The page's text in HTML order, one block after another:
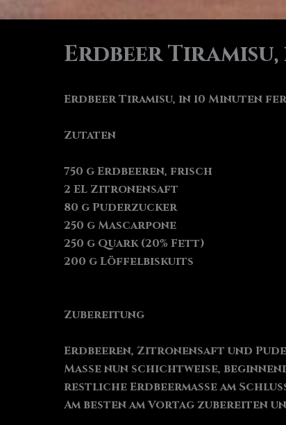
Erdbeer
Erdbeer Tiramisu, in 10 Minuten
Zutaten
750 g Erdbeeren, frisch
2 EL Zitronensaft
80 g Puderzucker
250 g Mascarpone
250 g Quark (20% Fett)
200 g Löffelbiskuits
Zubereitung
Erdbeeren, Zitronensaft und
Masse nun schichtweise,
restliche Erdbeermasse am
Am besten am Vortag zubereiten